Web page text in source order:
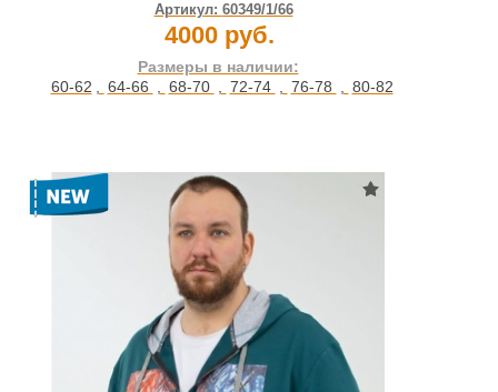
Артикул: 60349/1/66
4000 руб.
Размеры в наличии:
60-62 , 64-66 , 68-70 , 72-74 , 76-78 , 80-82